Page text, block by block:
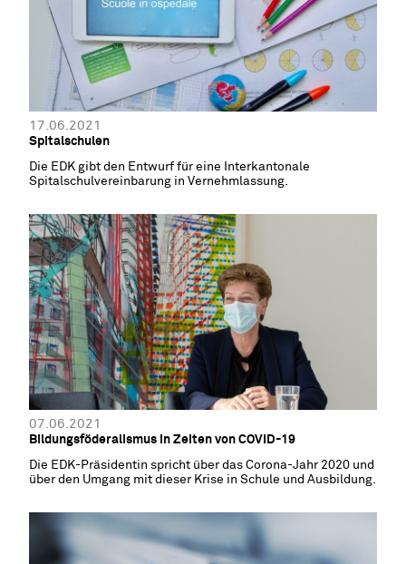
17.06.2021
Spitalschulen
Die EDK gibt den Entwurf für eine Interkantonale
Spitalschulvereinbarung in Vernehmlassung.
07.06.2021
Bildungsföderalismus in Zeiten von COVID-19
Die EDK-Präsidentin spricht über das Corona-Jahr 2020 und
über den Umgang mit dieser Krise in Schule und Ausbildung.